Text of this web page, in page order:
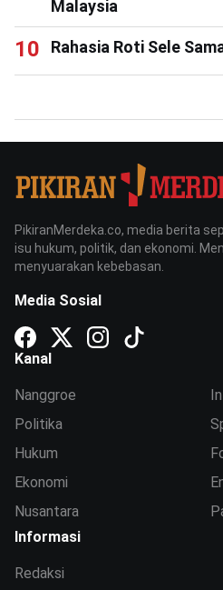
Malaysia
Rahasia Roti Sele
PikiranMerdeka.co, media berita
isu hukum, politik, dan ekonomi.
menyuarakan kebebasan.
Media Sosial
Kanal
Nanggroe
Politika
Hukum
Ekonomi
Nusantara
Informasi
Redaksi